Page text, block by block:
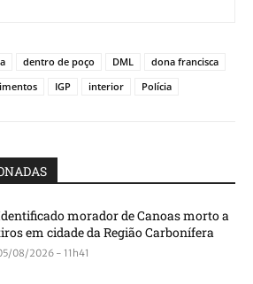
dentro de poço DML
dona francisca
IGP interior
Polícia
morador de Canoas morto a
em cidade da Região Carbonífera
08/2026 - 11h41